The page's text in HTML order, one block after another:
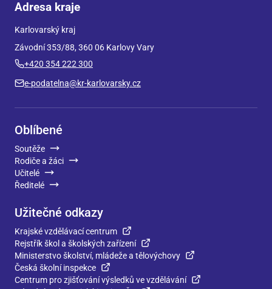
Adresa kraje
Karlovarský kraj
Závodní 353/88, 360 06 Karlovy Vary
+420 354 222 300
e-podatelna@kr-karlovarsky.cz
Oblíbené
Soutěže
Rodiče a žáci
Učitelé
Ředitelé
Užitečné odkazy
Krajské vzdělávací centrum
Rejstřík škol a školských zařízení
Ministerstvo školství, mládeže a tělovýchovy
Česká školní inspekce
Centrum pro zjišťování výsledků ve vzdělávání